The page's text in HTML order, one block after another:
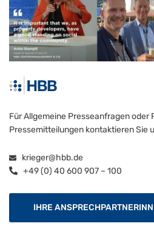
Für Allgemeine Presseanfragen oder
Pressemitteilungen kontaktieren Sie
krieger@hbb.de
+49 (0) 40 600 907 – 100
IHRE